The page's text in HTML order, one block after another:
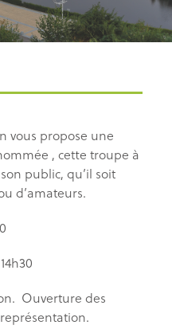
vous propose une
, cette troupe à
public, qu’il soit
d’amateurs.
Ouverture des